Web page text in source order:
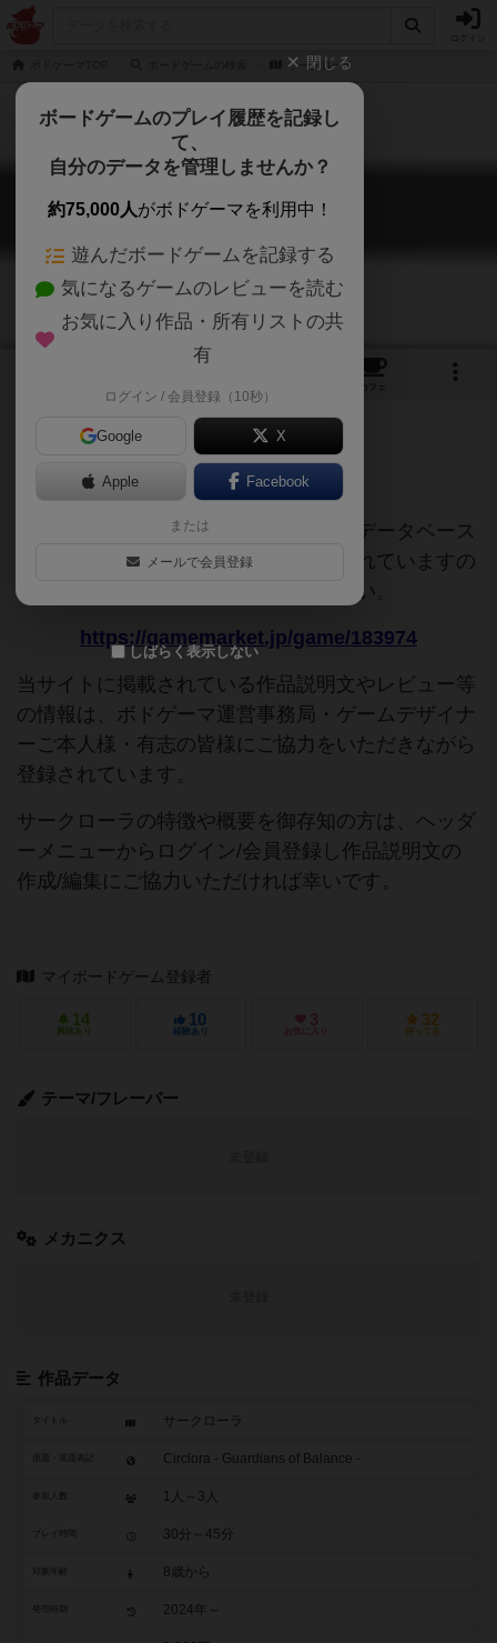
サークローラ
サークローラ
Circlora - Guardians of Balance -
カフェ
ご協力ください
このページは情報が不足しています。データベース
追加申請時に以下の参考URLが入力されていますの
で、よろしければこちらもご覧ください。
https://gamemarket.jp/game/183974
当サイトに掲載されている作品説明文やレビュー等
の情報は、ボドゲーマ運営事務局・ゲームデザイナ
ーご本人様・有志の皆様にご協力をいただきながら
登録されています。
サークローラの特徴や概要を御存知の方は、ヘッダ
ーメニューからログイン/会員登録し作品説明文の
作成/編集にご協力いただければ幸いです。
マイボードゲーム登録者
14
興味あり
10
経験あり
3
お気に入り
32
持ってる
テーマ/フレーバー
メカニクス
作品データ
タイトル サークローラ
Circlora - Guardians of Balance -
参加人数 1人～3人
30分～45分
8歳から
2024年～
閉じる
ボードゲームのプレイ履歴を記録し
て、
自分のデータを管理しませんか？
約75,000人がボドゲーマを利用中！
遊んだボードゲームを記録する
気になるゲームのレビューを読む
お気に入り作品・所有リストの共
有
ログイン / 会員登録（10秒）
Google X
Apple Facebook
または
メールで会員登録
しばらく表示しない